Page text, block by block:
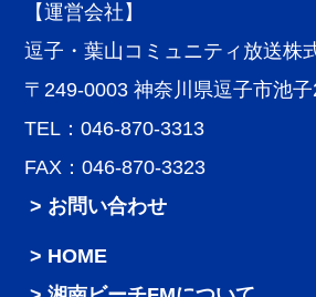
【運営会社】
逗子・葉山コミュニティ放送株
〒249-0003 神奈川県逗子市池
TEL：046-870-3313
FAX：046-870-3323
> お問い合わせ
HOME